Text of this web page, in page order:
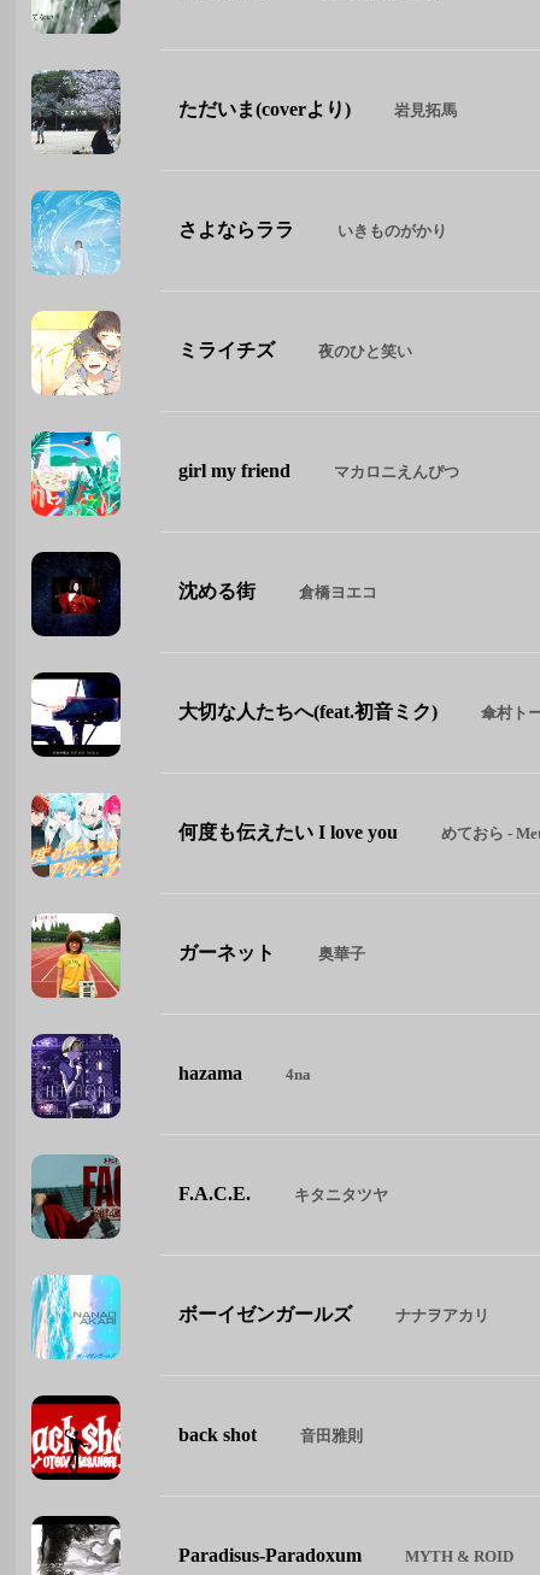
ただいま(coverより) 岩見拓馬
さよならララ いきものがかり
ミライチズ 夜のひと笑い
girl my friend マカロニえんぴつ
沈める街 倉橋ヨエコ
大切な人たちへ(feat.初音ミク) 傘村ト
何度も伝えたい I love you めておら -
ガーネット 奥華子
hazama 4na
F.A.C.E. キタニタツヤ
ボーイゼンガールズ ナナヲアカリ
back shot 音田雅則
Paradisus-Paradoxum MYTH & ROID